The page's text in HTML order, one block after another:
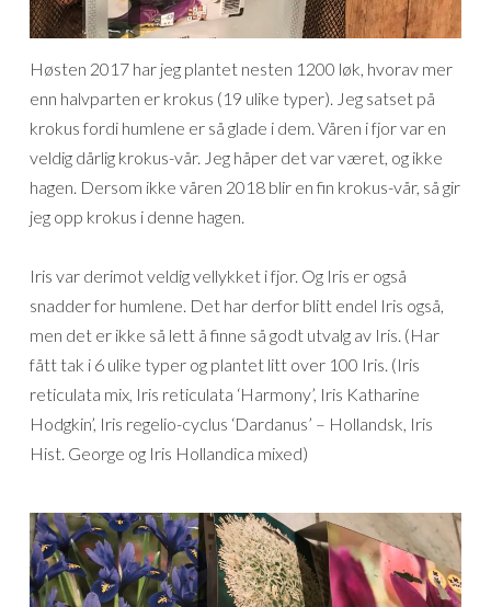
Høsten 2017 har jeg plantet nesten 1200 løk, hvorav mer
enn halvparten er krokus (19 ulike typer). Jeg satset på
krokus fordi humlene er så glade i dem. Våren i fjor var en
veldig dårlig krokus-vår. Jeg håper det var været, og ikke
hagen. Dersom ikke våren 2018 blir en fin krokus-vår, så gir
jeg opp krokus i denne hagen.
Iris var derimot veldig vellykket i fjor. Og Iris er også
snadder for humlene. Det har derfor blitt endel Iris også,
men det er ikke så lett å finne så godt utvalg av Iris. (Har
fått tak i 6 ulike typer og plantet litt over 100 Iris. (Iris
reticulata mix, Iris reticulata ‘Harmony’, Iris Katharine
Hodgkin’, Iris regelio-cyclus ‘Dardanus’ – Hollandsk, Iris
Hist. George og Iris Hollandica mixed)